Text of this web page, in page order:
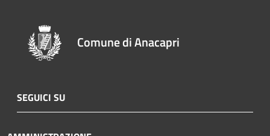
Comune di Anacapri
SEGUICI SU